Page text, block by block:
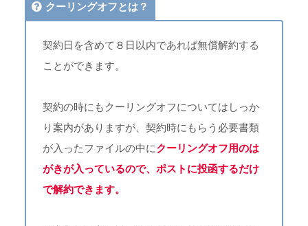
クーリングオフとは？
契約日を含めて８日以内であれば無償解約する
ことができます。
契約の時にもクーリングオフについてはしっか
り案内がありますが、契約時にもらう必要書類
が入ったファイルの中にクーリングオフ用のは
がきが入っているので、ポストに投函するだけ
で解約できます。